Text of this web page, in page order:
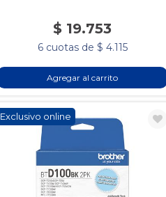
$ 19.753
6 cuotas de $ 4.115
Agregar al carrito
Exclusivo online